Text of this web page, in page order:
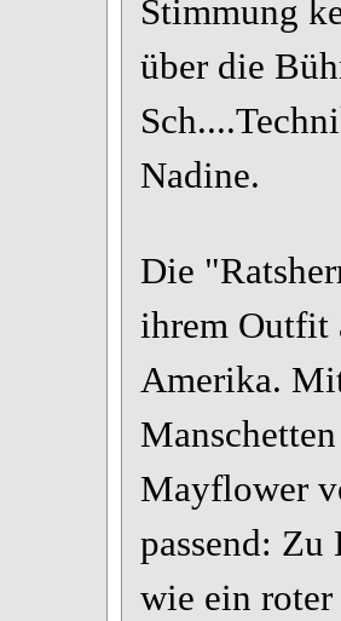
Stimmung
über die
Nadine.
Die
ihrem Outfit
Amerika.
Mayflower
passend:
wie ein roter